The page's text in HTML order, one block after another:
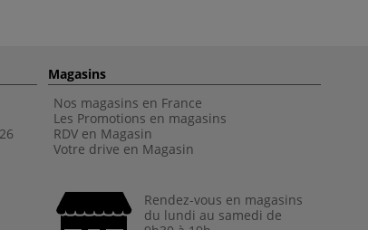
6
Magasins
Nos magasins en France
Les Promotions en magasins
RDV en Magasin
Votre drive en Magasin
Rendez-vous en magasins
du lundi au samedi de